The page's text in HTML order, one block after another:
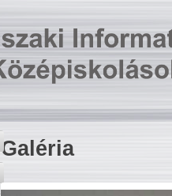
Galéria